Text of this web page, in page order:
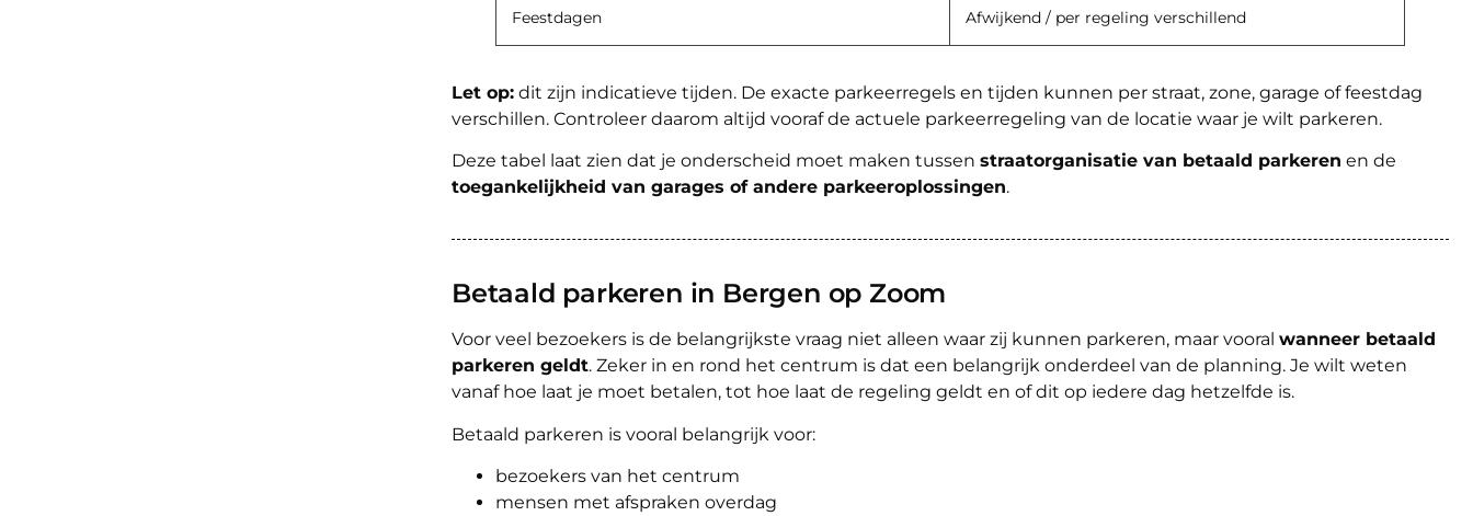
Feestdagen Afwijkend / per regeling verschillend
Let op: dit zijn indicatieve tijden. De exacte parkeerregels en tijden kunnen per straat, zone, garage of feestdag
verschillen. Controleer daarom altijd vooraf de actuele parkeerregeling van de locatie waar je wilt parkeren.
Deze tabel laat zien dat je onderscheid moet maken tussen straatorganisatie van betaald parkeren en de
toegankelijkheid van garages of andere parkeeroplossingen.
Betaald parkeren in Bergen op Zoom
Voor veel bezoekers is de belangrijkste vraag niet alleen waar zij kunnen parkeren, maar vooral wanneer betaald
parkeren geldt. Zeker in en rond het centrum is dat een belangrijk onderdeel van de planning. Je wilt weten
vanaf hoe laat je moet betalen, tot hoe laat de regeling geldt en of dit op iedere dag hetzelfde is.
Betaald parkeren is vooral belangrijk voor:
bezoekers van het centrum
mensen met afspraken overdag